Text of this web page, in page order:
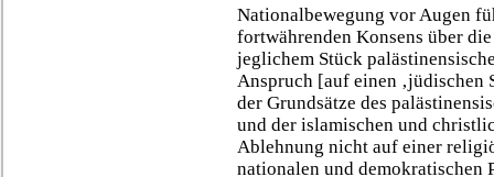
Nationalbewegung vor Augen
fortwährenden Konsens über
jeglichem Stück
Anspruch [auf einen ‚jüdischen
der Grundsätze des
und der islamischen und
Ablehnung nicht auf einer
nationalen und demokratischen